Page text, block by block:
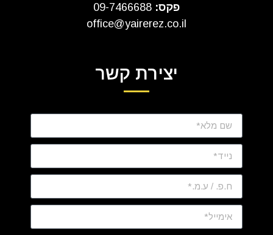
פקס: 09-7466688
office@yairerez.co.il
יצירת קשר